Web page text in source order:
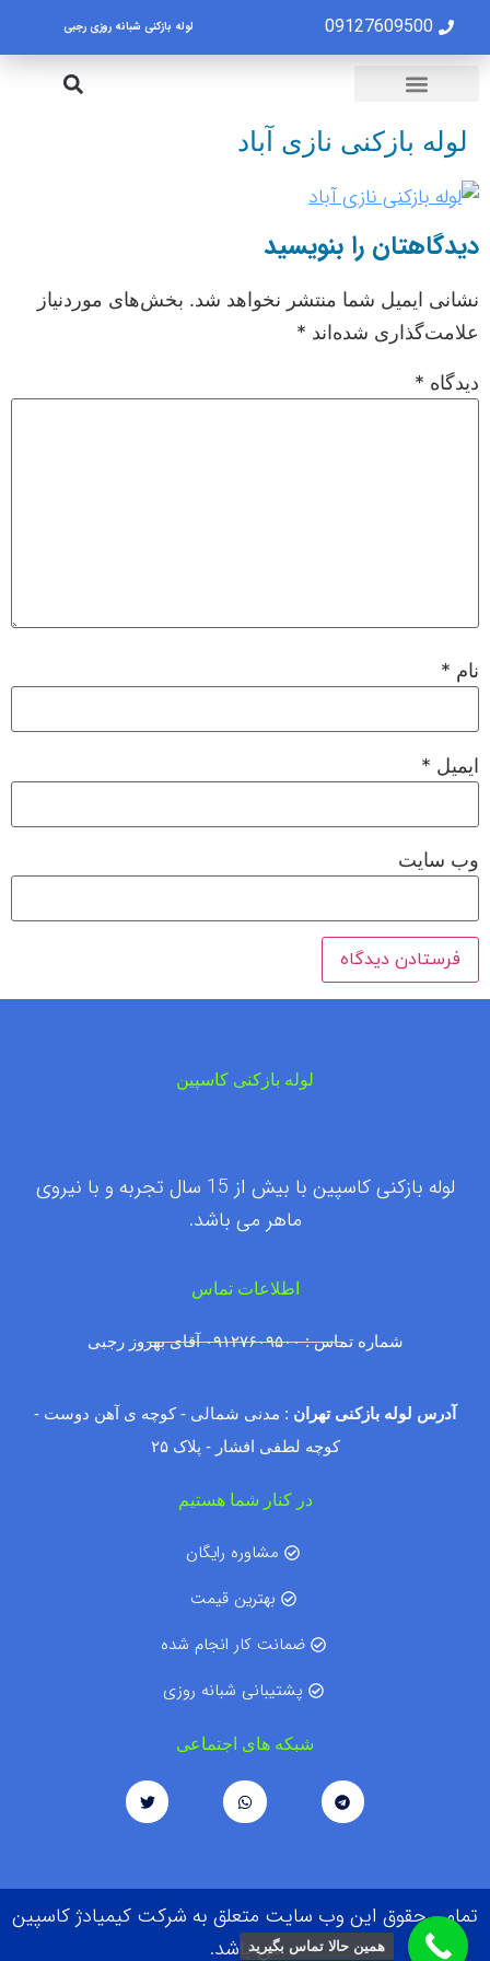
09127609500 لوله بازکنی شبانه روزی رجبی
لوله بازکنی نازی آباد
دیدگاهتان را بنویسید
نشانی ایمیل شما منتشر نخواهد شد. بخش‌های موردنیاز
علامت‌گذاری شده‌اند *
دیدگاه *
نام *
ایمیل *
وب‌ سایت
لوله بازکنی کاسپین
لوله بازکنی کاسپین با بیش از 15 سال تجربه و با نیروی
ماهر می باشد.
اطلاعات تماس
شماره تماس : ۰۹۱۲۷۶۰۹۵۰۰ آقای بهروز رجبی
آدرس لوله بازکنی تهران : مدنی شمالی - کوچه ی آهن دوست -
کوچه لطفی افشار - پلاک ۲۵
در کنار شما هستیم
مشاوره رایگان
بهترین قیمت
ضمانت کار انجام شده
پشتیبانی شبانه روزی
شبکه های اجتماعی
تمامی حقوق این وب سایت متعلق به شرکت کیمیادژ کاسپین
می باشد.همین حالا تماس بگیرید